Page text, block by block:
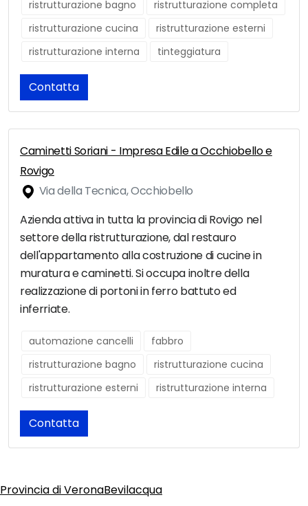
ristrutturazione bagno
ristrutturazione completa
ristrutturazione cucina
ristrutturazione esterni
ristrutturazione interna
tinteggiatura
Contatta
Caminetti Soriani - Impresa Edile a Occhiobello e
Rovigo
Via della Tecnica, Occhiobello
Azienda attiva in tutta la provincia di Rovigo nel
settore della ristrutturazione, dal restauro
dell'appartamento alla costruzione di cucine in
muratura e caminetti. Si occupa inoltre della
realizzazione di portoni in ferro battuto ed
inferriate.
automazione cancelli
fabbro
ristrutturazione bagno
ristrutturazione cucina
ristrutturazione esterni
ristrutturazione interna
Contatta
Provincia di VeronaBevilacqua